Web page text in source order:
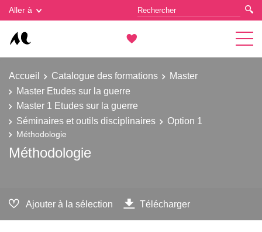
Aller à
Accueil Catalogue des formations
Master
Master Etudes sur la guerre
Master 1 Etudes sur la guerre
Séminaires et outils disciplinaires
Option 1
Méthodologie
Méthodologie
Ajouter à la sélection Télécharger
Gestion des cookies